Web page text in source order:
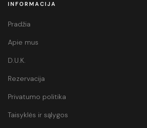
INFORMACIJA
Pradžia
Apie mus
D.U.K.
Rezervacija
Privatumo politika
Taisyklės ir sąlygos